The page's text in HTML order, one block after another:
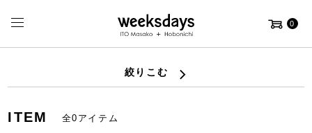
0
絞りこむ
ITEM 全0アイテム